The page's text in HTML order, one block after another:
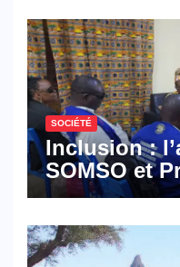
SOCIÉTÉ
Inclusion :
SOMSO et
militent en
hôtellerie-